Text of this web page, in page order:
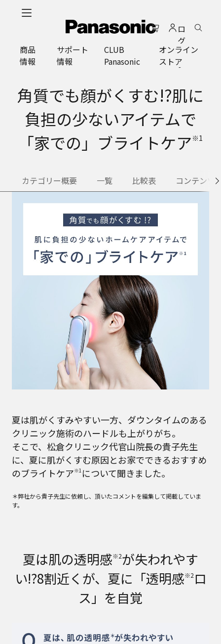
ロ
グ
イ
ン
商品
情報
サポート
情報
CLUB
Panasonic
オンライン
ストア
角質でも顔がくすむ!?肌に
負担の少ないアイテムで
「家での」ブライトケア ※1
カテゴリー概要 一覧 比較表 コンテンツ
夏は肌がくすみやすい一方、ダウンタイムのある
クリニック施術のハードルも上がりがち。
そこで、松倉クリニック代官山院長の貴子先生
に、夏に肌がくすむ原因とお家でできるおすすめ
のブライトケア※1 について聞きました。
＊弊社から貴子先生に依頼し、頂いたコメントを編集して掲載していま
す。
夏は肌の透明感※2が失われやす
い!?8割近くが、夏に「透明感※2ロ
ス」を自覚